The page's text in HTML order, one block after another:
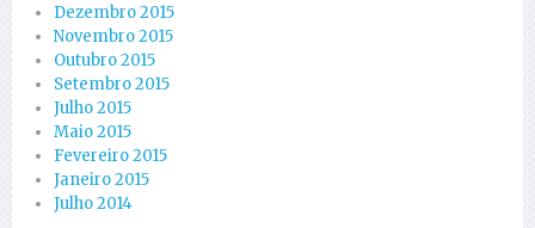
Dezembro 2015
Novembro 2015
Outubro 2015
Setembro 2015
Julho 2015
Maio 2015
Fevereiro 2015
Janeiro 2015
Julho 2014